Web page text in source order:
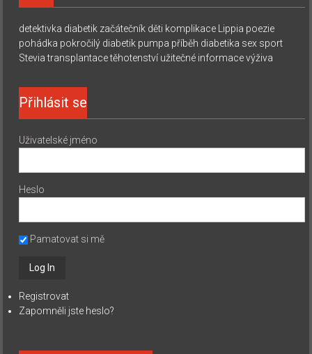
detektivka diabetik začátečník děti komplikace Lippia poezie
pohádka pokročilý diabetik pumpa příběh diabetika sex sport
Stevia transplantace těhotenství užitečné informace výživa
Přihlásit se
Uživatelské jméno
Heslo
Pamatovat si mě
Registrovat
Zapomněli jste heslo?